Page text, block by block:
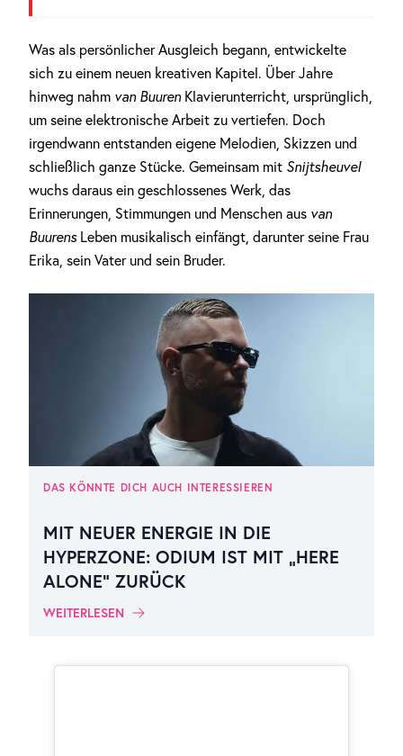
Was als persönlicher Ausgleich begann, entwickelte
sich zu einem neuen kreativen Kapitel. Über Jahre
hinweg nahm van BuurenKlavierunterricht, ursprünglich,
um seine elektronische Arbeit zu vertiefen. Doch
irgendwann entstanden eigene Melodien, Skizzen und
schließlich ganze Stücke. Gemeinsam mit Snijtsheuvel
wuchs daraus ein geschlossenes Werk, das
Erinnerungen, Stimmungen und Menschen aus van
BuurensLeben musikalisch einfängt, darunter seine Frau
Erika, sein Vater und sein Bruder.
DAS KÖNNTE DICH AUCH INTERESSIEREN
MIT NEUER ENERGIE IN DIE
HYPERZONE: ODIUM IST MIT „HERE
ALONE“ ZURÜCK
WEITERLESEN